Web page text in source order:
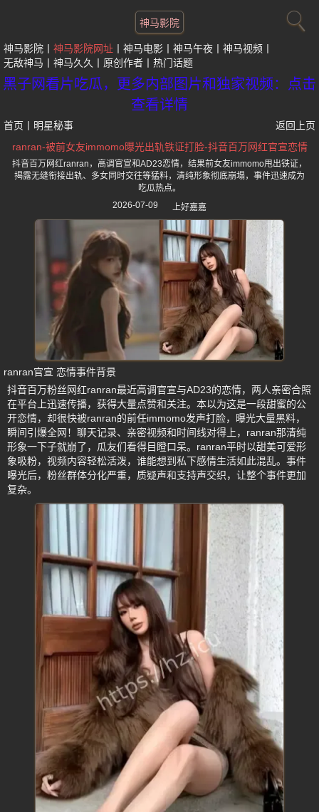
神马影院
神马影院 神马影院网址 神马电影 神马午夜
神马视频
无敌神马
神马久久 原创作者 热门话题
黑子网看片吃瓜，更多内部图片和独家视频：点击
查看详情
首页 明星秘事
返回上页
ranran-被前女友immomo曝光出轨铁证打脸-抖音百万网红官宣恋情
抖音百万网红ranran，高调官宣和AD23恋情，结果前女友immomo甩出铁证，
揭露无缝衔接出轨、多女同时交往等猛料，清纯形象彻底崩塌，事件迅速成为
吃瓜热点。
2026-07-09
上好嘉嘉
ranran官宣 恋情事件背景
抖音百万粉丝网红ranran最近高调官宣与AD23的恋情，两人亲密合照
在平台上迅速传播，获得大量点赞和关注。本以为这是一段甜蜜的公
开恋情，却很快被ranran的前任immomo发声打脸，曝光大量黑料，
瞬间引爆全网！聊天记录、亲密视频和时间线对得上，ranran那清纯
形象一下子就崩了，瓜友们看得目瞪口呆。ranran平时以甜美可爱形
象吸粉，视频内容轻松活泼，谁能想到私下感情生活如此混乱。事件
曝光后，粉丝群体分化严重，质疑声和支持声交织，让整个事件更加
复杂。